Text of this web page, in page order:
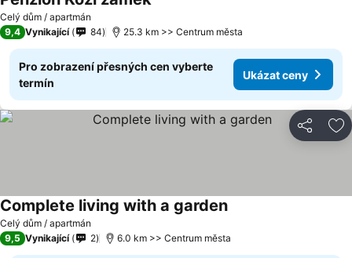
Celý dům / apartmán
9,4 Vynikající 84 25.3 km >> Centrum města
Pro zobrazení přesných cen vyberte
termín
Ukázat ceny
Sdílet
Celý dům / apartmán
Complete living with a garden
9,5 Vynikající 2 6.0 km >> Centrum města